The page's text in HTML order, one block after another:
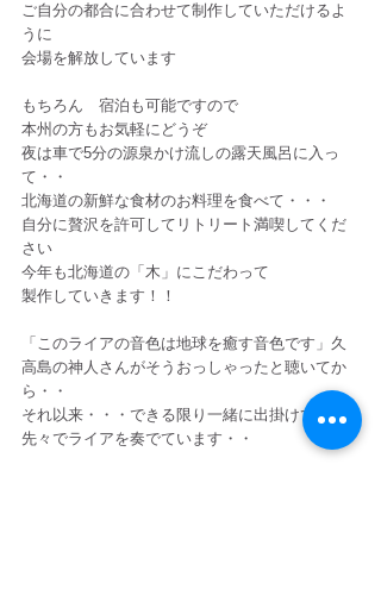
ご自分の都合に合わせて制作していただけるよ
うに
会場を解放しています
もちろん　宿泊も可能ですので
本州の方もお気軽にどうぞ
夜は車で5分の源泉かけ流しの露天風呂に入っ
て・・
北海道の新鮮な食材のお料理を食べて・・・
自分に贅沢を許可してリトリート満喫してくだ
さい
今年も北海道の「木」にこだわって
製作していきます！！
「このライアの音色は地球を癒す音色です」久
高島の神人さんがそうおっしゃったと聴いてか
ら・・
それ以来・・・できる限り一緒に出掛けて行く
先々でライアを奏でています・・